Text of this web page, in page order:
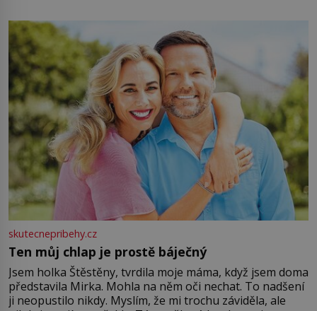
můžete obohatit své rituály a přinést do svého života
větší harmonii a klid. Je důležité
skutecnepribehy.cz
Ten můj chlap je prostě báječný
Jsem holka Štěstěny, tvrdila moje máma, když jsem doma
představila Mirka. Mohla na něm oči nechat. To nadšení
ji neopustilo nikdy. Myslím, že mi trochu záviděla, ale